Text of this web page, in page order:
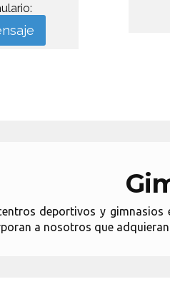
deportivos y gimnasios
a nosotros que adquieran